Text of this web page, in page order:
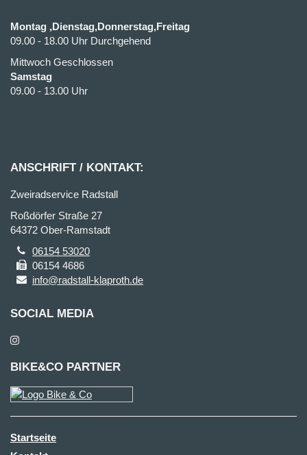
Montag ,Dienstag,Donnerstag,Freitag
09.00 - 18.00 Uhr Durchgehend
Mittwoch Geschlossen
Samstag
09.00 - 13.00 Uhr
ANSCHRIFT / KONTAKT:
Zweiradservice Radstall
Roßdörfer Straße 27
64372 Ober-Ramstadt
06154 53020
06154 4686
info@radstall-klaproth.de
SOCIAL MEDIA
BIKE&CO PARTNER
Startseite